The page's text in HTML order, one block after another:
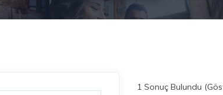
1 Sonuç Bulundu